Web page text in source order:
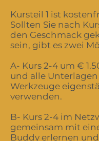
Kursteil 1 ist
Sollten Sie nach
den Geschmack
sein, gibt es zwei
A- Kurs 2-4 um €
und alle
Werkzeuge
verwenden.
B- Kurs 2-4 im
gemeinsam mit
Buddy erlernen